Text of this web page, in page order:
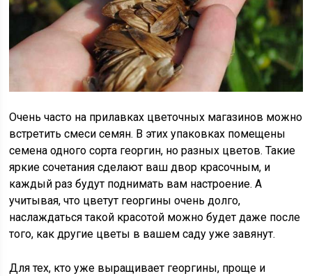
Очень часто на прилавках цветочных магазинов можно
встретить смеси семян. В этих упаковках помещены
семена одного сорта георгин, но разных цветов. Такие
яркие сочетания сделают ваш двор красочным, и
каждый раз будут поднимать вам настроение. А
учитывая, что цветут георгины очень долго,
наслаждаться такой красотой можно будет даже после
того, как другие цветы в вашем саду уже завянут.
Для тех, кто уже выращивает георгины, проще и